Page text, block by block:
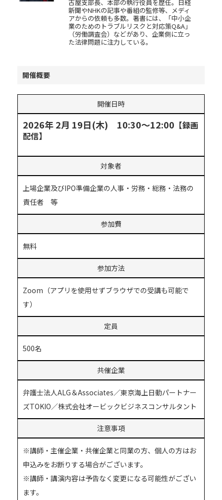
古屋支部長、本部の執行役員を歴任。日経
新聞やNHKの記事や番組の監修等、メディ
アからの依頼も多数。著書には、「中小企
業のためのトラブルリスクと対応策Q&A」
（労働調査会）などがあり、企業側に立っ
た法律問題に注力している。
開催概要
開催日時
2026年 2月 19日(木) 10:30～12:00 【録画
配信】
対象者
上場企業及びIPO準備企業の人事・労務・総務・法務の
責任者 等
参加費
無料
参加方法
Zoom（アプリを使用せずブラウザでの受講も可能で
す）
定員
500名
共催企業
弁護士法人ALG＆Associates／東京海上日動パートナー
ズTOKIO／株式会社オービックビジネスコンサルタント
注意事項
※講師・主催企業・共催企業と同業の方、個人の方はお
申込みをお断りする場合がございます。
※講師・講演内容は予告なく変更になる可能性がござい
ます。